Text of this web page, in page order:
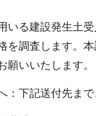
いる建設発生土
を調査します。
願いいたします。
下記送付先まで